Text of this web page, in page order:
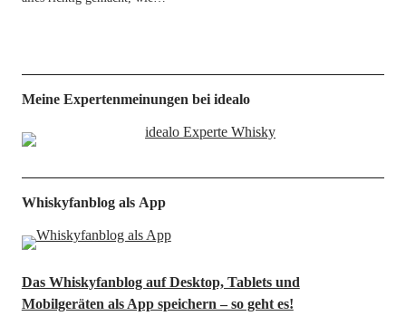
Meine Expertenmeinungen bei idealo
Whiskyfanblog als App
Das Whiskyfanblog auf Desktop, Tablets und
Mobilgeräten als App speichern – so geht es!